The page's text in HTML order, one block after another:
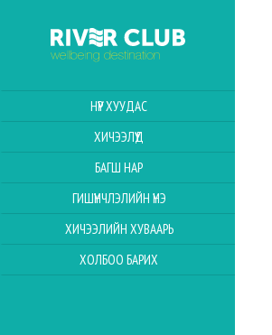
НҮҮР ХУУДАС
ХИЧЭЭЛҮҮД
БАГШ НАР
ГИШҮҮНЧЛЭЛИЙН ҮНЭ
ХИЧЭЭЛИЙН ХУВААРЬ
ХОЛБОО БАРИХ